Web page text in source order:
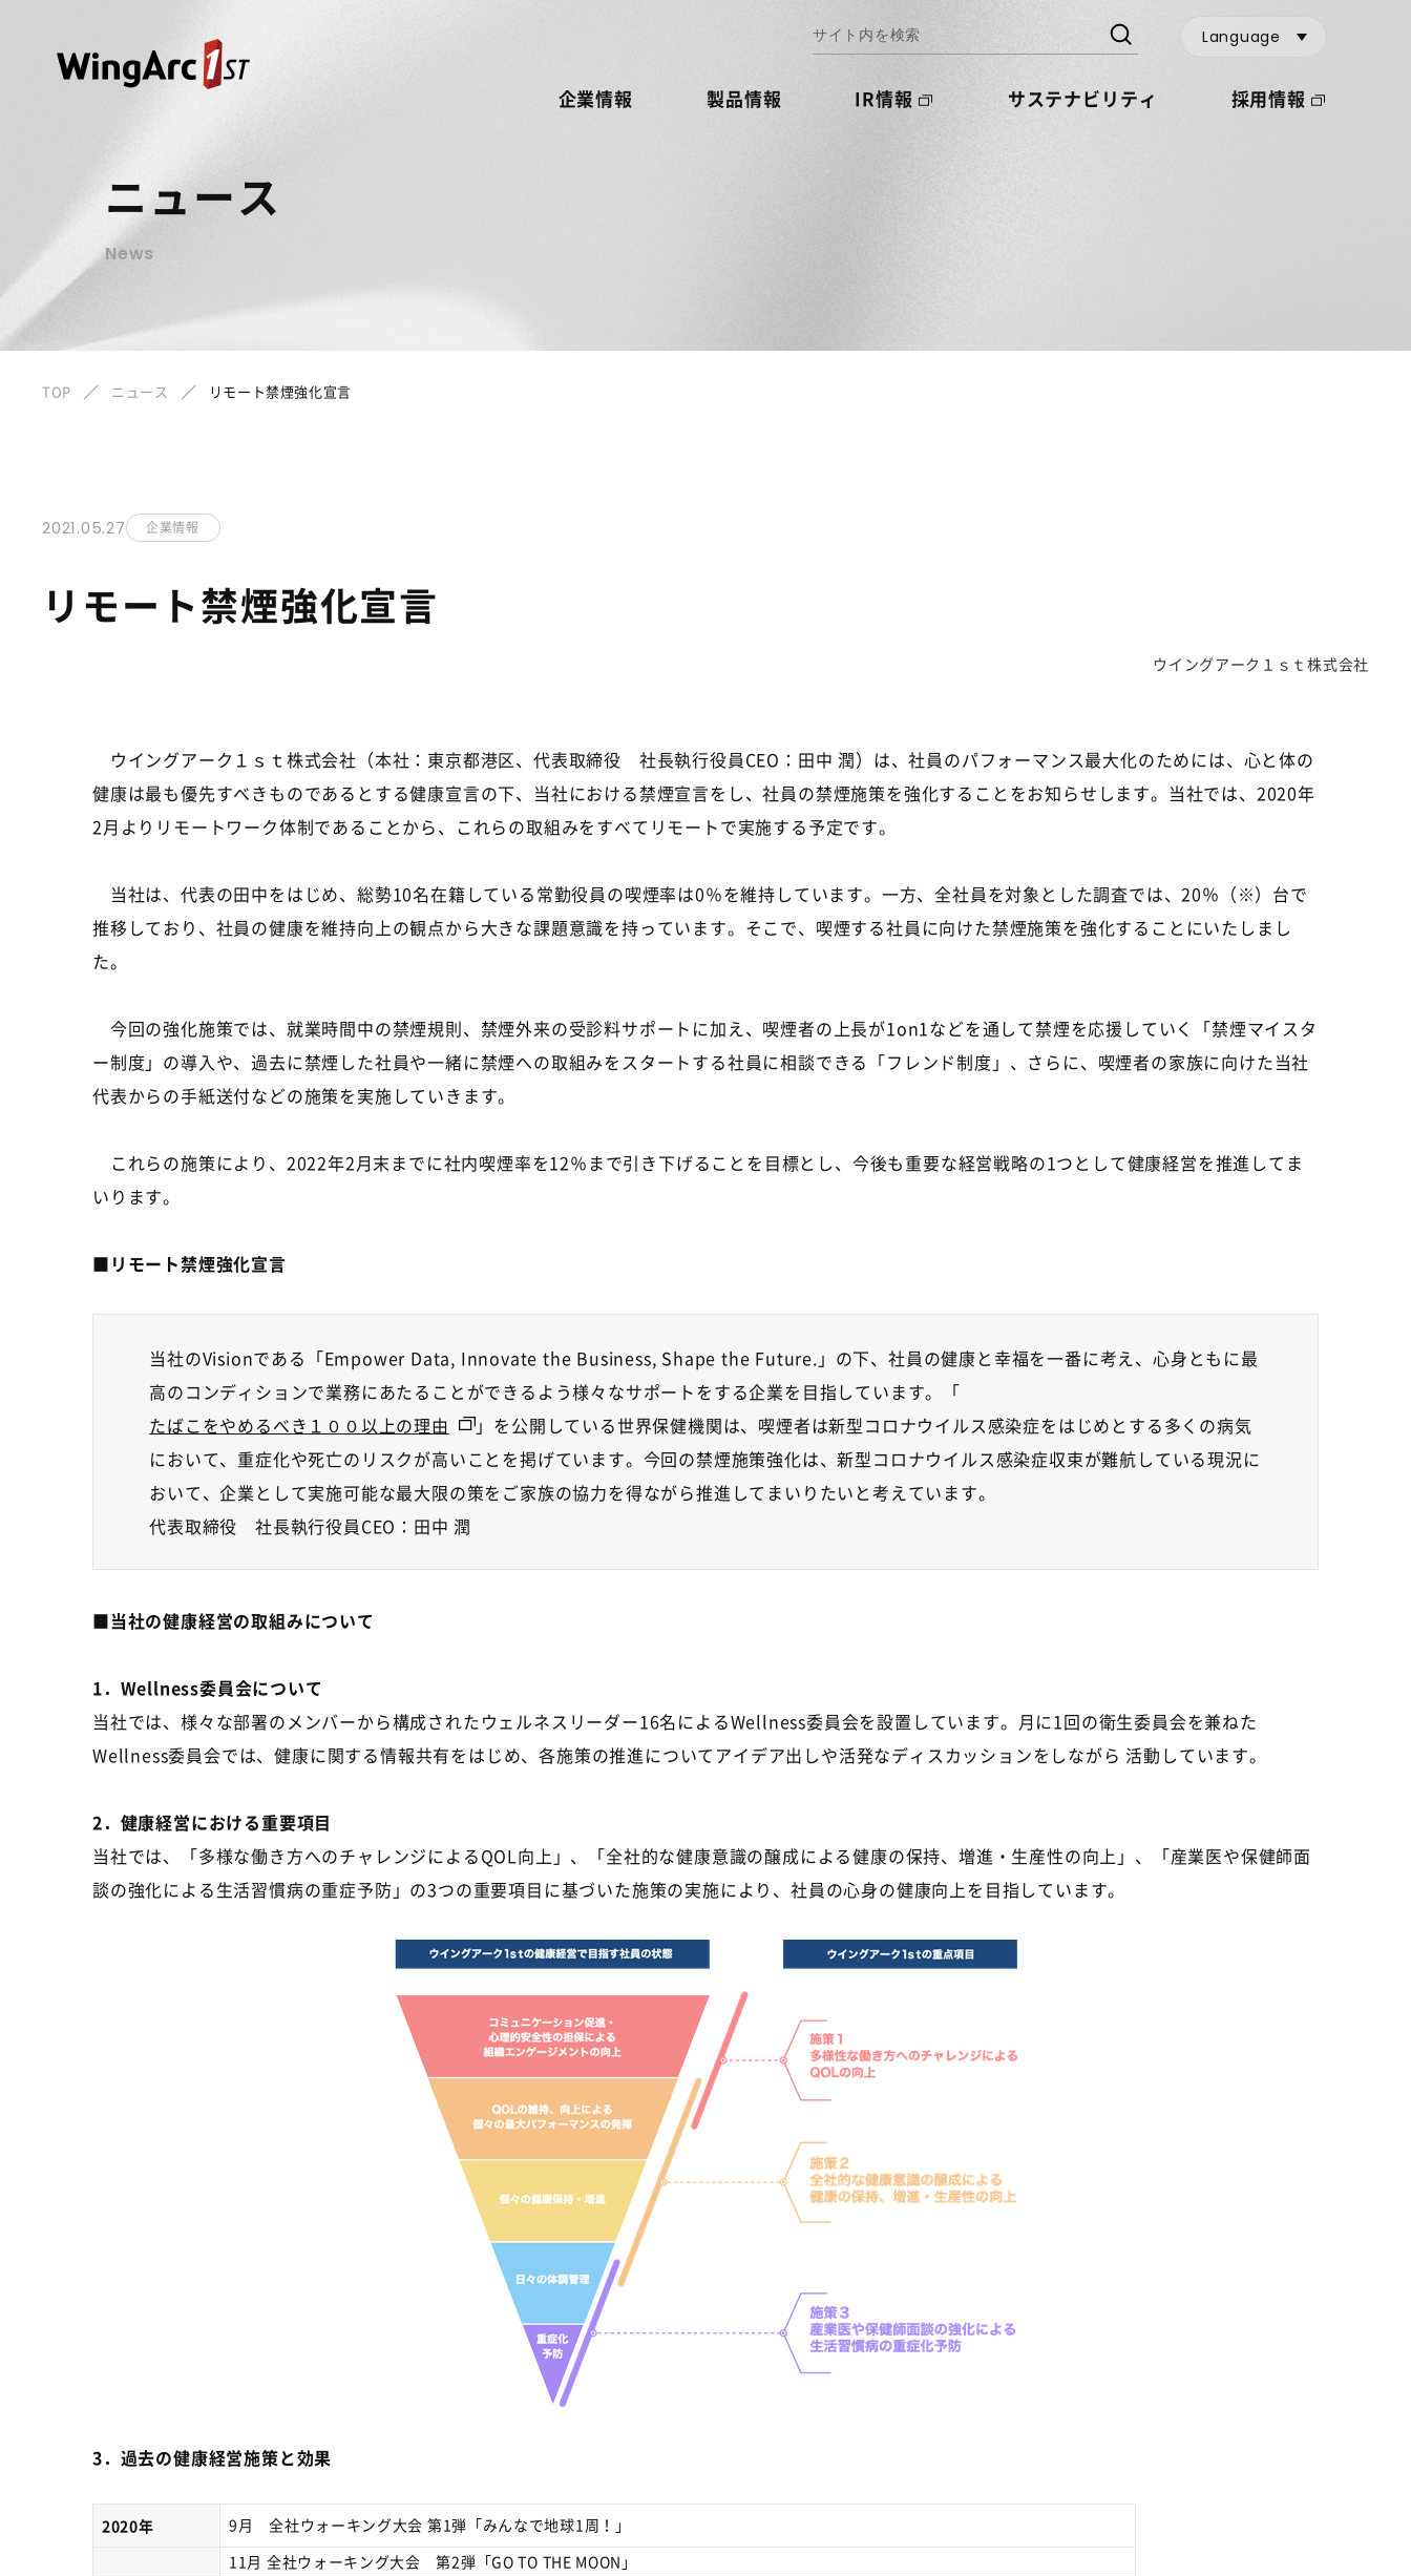
企業情報 製品情報 IR情報 サステナビリティ 採用情報
Language
ニュース
News
TOP ニュース リモート禁煙強化宣言
2021.05.27 企業情報
リモート禁煙強化宣言
ウイングアーク１ｓｔ株式会社
ウイングアーク１ｓｔ株式会社（本社：東京都港区、代表取締役 社長執行役員CEO ：田中 潤）は、社員のパフォーマンス最大化のためには、心と体の
健康は最も優先すべきものであるとする健康宣言の下、当社における禁煙宣言をし、社員の禁煙施策を強化することをお知らせします。当社では、 2020年
2月よりリモートワーク体制であることから、これらの取組みをすべてリモートで実施する予定です。
当社は、代表の田中をはじめ、総勢10名在籍している常勤役員の喫煙率は0％を維持しています。一方、全社員を対象とした調査では、20％（※）台で
推移しており、社員の健康を維持向上の観点から大きな課題意識を持っています。そこで、喫煙する社員に向けた禁煙施策を強化することにいたしまし
た。
今回の強化施策では、就業時間中の禁煙規則、禁煙外来の受診料サポートに加え、喫煙者の上長が1on1などを通して禁煙を応援していく「禁煙マイスタ
ー制度」の導入や、過去に禁煙した社員や一緒に禁煙への取組みをスタートする社員に相談できる「フレンド制度」、さらに、喫煙者の家族に向けた当社
代表からの手紙送付などの施策を実施していきます。
これらの施策により、 2022年2月末までに社内喫煙率を12％まで引き下げることを目標とし、今後も重要な経営戦略の1つとして健康経営を推進してま
いります。
■ リモート禁煙強化宣言
当社のVisionである「Empower Data, Innovate the Business, Shape the Future. 」の下、社員の健康と幸福を一番に考え、心身ともに最
高のコンディションで業務にあたることができるよう様々なサポートをする企業を目指しています。「
たばこをやめるべき１００以上の理由
」を公開している世界保健機関は、喫煙者は新型コロナウイルス感染症をはじめとする多くの病気
において、重症化や死亡のリスクが高いことを掲げています。今回の禁煙施策強化は、新型コロナウイルス感染症収束が難航している現況に
おいて、企業として実施可能な最大限の策をご家族の協力を得ながら推進してまいりたいと考えています。
代表取締役 社長執行役員CEO ：田中 潤
■当社の健康経営の取組みについて
1．Wellness委員会について
当社では、様々な部署のメンバーから構成されたウェルネスリーダー16名によるWellness委員会を設置しています。月に1回の衛生委員会を兼ねた
Wellness委員会では、健康に関する情報共有をはじめ、各施策の推進についてアイデア出しや活発なディスカッションをしながら 活動しています。
2．健康経営における重要項目
当社では、「多様な働き方へのチャレンジによるQOL向上」、「全社的な健康意識の醸成による健康の保持、増進・生産性の向上」、「産業医や保健師面
談の強化による生活習慣病の重症予防」の3つの重要項目に基づいた施策の実施により、社員の心身の健康向上を目指しています。
3．過去の健康経営施策と効果
2020年 9月 全社ウォーキング大会 第1弾「みんなで地球1周！」
11月 全社ウォーキング大会 第2弾「GO TO THE MOON 」